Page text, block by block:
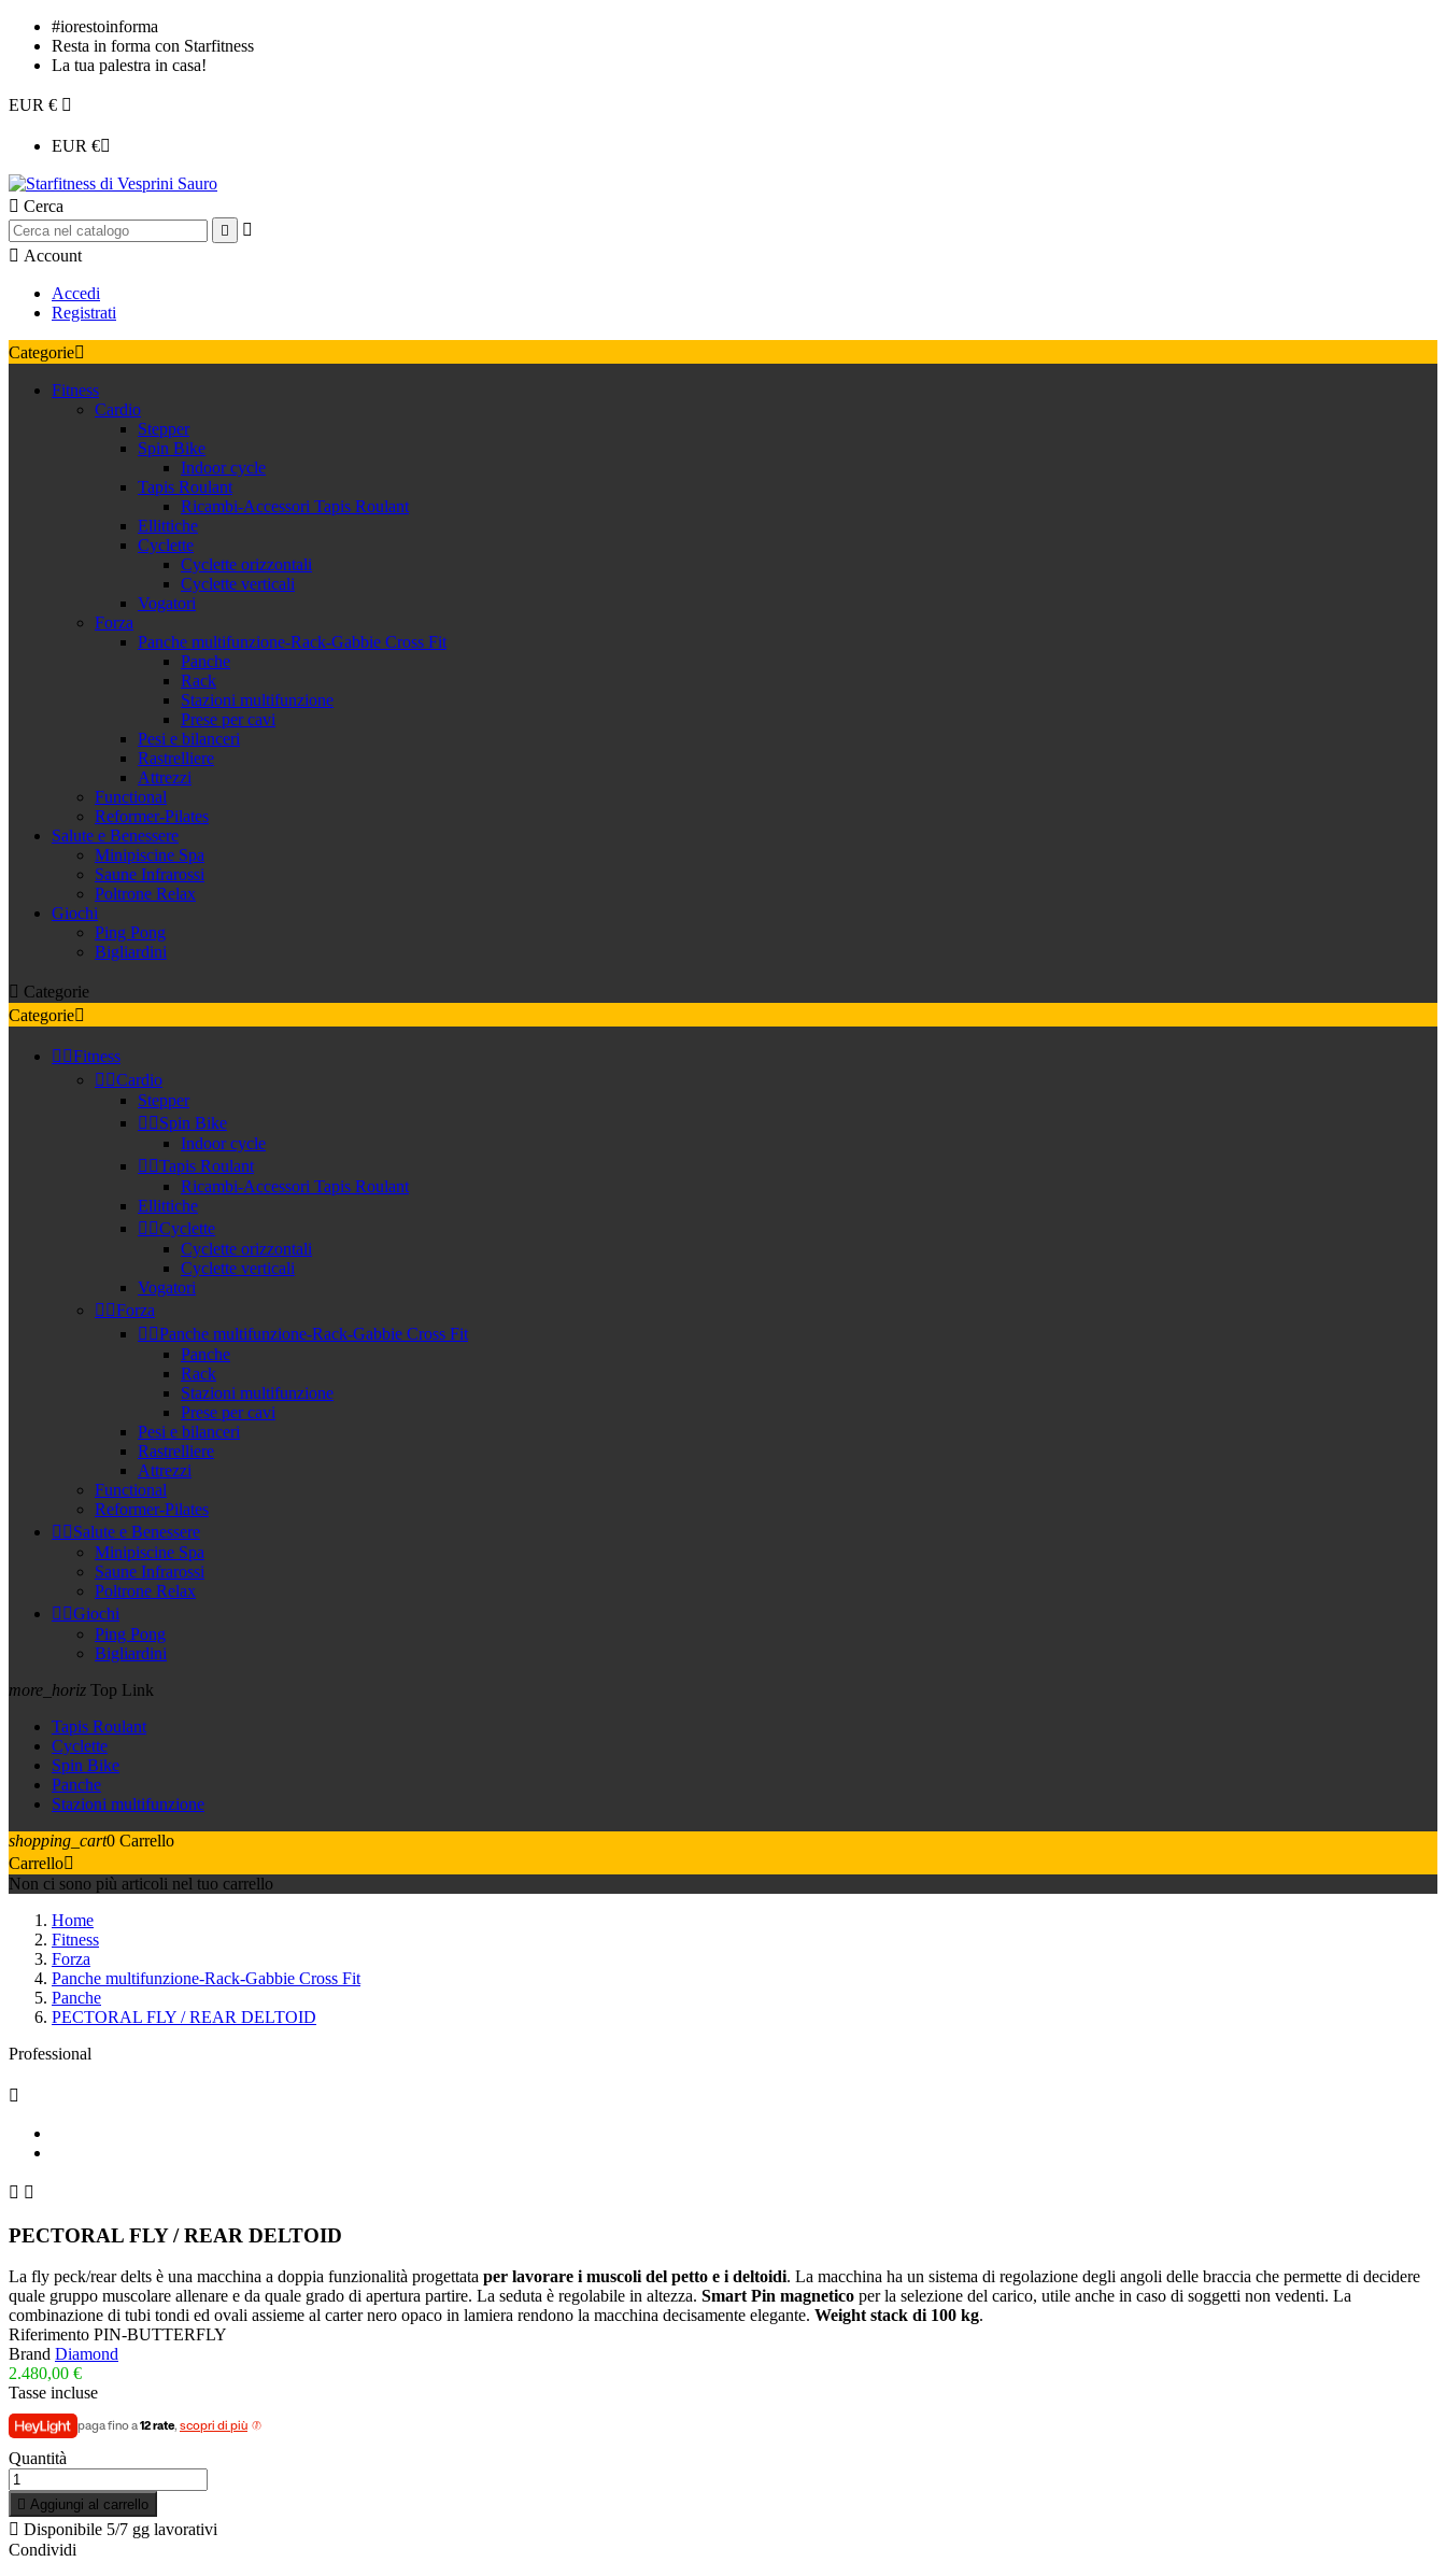
#iorestoinforma
Resta in forma con Starfitness
La tua palestra in casa!
EUR € 
EUR €
 Cerca


 Account
Accedi
Registrati
Categorie
Fitness
Cardio
Stepper
Spin Bike
Indoor cycle
Tapis Roulant
Ricambi-Accessori Tapis Roulant
Ellittiche
Cyclette
Cyclette orizzontali
Cyclette verticali
Vogatori
Forza
Panche multifunzione-Rack-Gabbie Cross Fit
Panche
Rack
Stazioni multifunzione
Prese per cavi
Pesi e bilanceri
Rastrelliere
Attrezzi
Functional
Reformer-Pilates
Salute e Benessere
Minipiscine Spa
Saune Infrarossi
Poltrone Relax
Giochi
Ping Pong
Bigliardini
 Categorie
Categorie
 Fitness
 Cardio
Stepper
 Spin Bike
Indoor cycle
 Tapis Roulant
Ricambi-Accessori Tapis Roulant
Ellittiche
 Cyclette
Cyclette orizzontali
Cyclette verticali
Vogatori
 Forza
 Panche multifunzione-Rack-Gabbie Cross Fit
Panche
Rack
Stazioni multifunzione
Prese per cavi
Pesi e bilanceri
Rastrelliere
Attrezzi
Functional
Reformer-Pilates
 Salute e Benessere
Minipiscine Spa
Saune Infrarossi
Poltrone Relax
 Giochi
Ping Pong
Bigliardini
more_horiz Top Link
Tapis Roulant
Cyclette
Spin Bike
Panche
Stazioni multifunzione
shopping_cart0 Carrello
Carrello
Non ci sono più articoli nel tuo carrello
Home
Fitness
Forza
Panche multifunzione-Rack-Gabbie Cross Fit
Panche
PECTORAL FLY / REAR DELTOID
Professional

 
PECTORAL FLY / REAR DELTOID
La fly peck/rear delts è una macchina a doppia funzionalità progettata per lavorare i muscoli del petto e i deltoidi. La macchina ha un sistema di regolazione degli angoli delle braccia che permette di decidere
quale gruppo muscolare allenare e da quale grado di apertura partire. La seduta è regolabile in altezza. Smart Pin magnetico per la selezione del carico, utile anche in caso di soggetti non vedenti. La
combinazione di tubi tondi ed ovali assieme al carter nero opaco in lamiera rendono la macchina decisamente elegante. Weight stack di 100 kg.
Riferimento PIN-BUTTERFLY
Brand Diamond
2.480,00 €
Tasse incluse
paga fino a12 rate, scopri di più
Quantità
 Aggiungi al carrello
 Disponibile 5/7 gg lavorativi
Condividi